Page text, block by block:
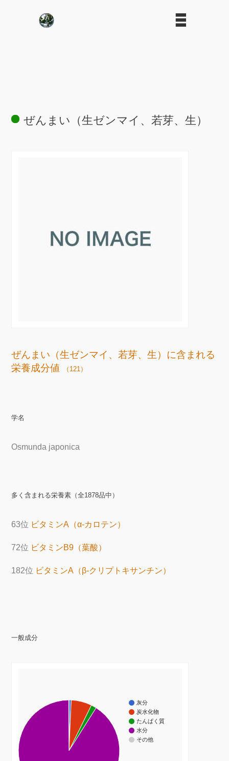
ぜんまい（生ゼンマイ、若芽、生）
ぜんまい（生ゼンマイ、若芽、生）に含まれる
栄養成分値
（121）
学名
Osmunda japonica
多く含まれる栄養素（全1878品中）
63位 ビタミンA（α-カロテン）
72位 ビタミンB9（葉酸）
182位 ビタミンA（β-クリプトキサンチン）
一般成分
灰分
炭水化物
たんぱく質
水分
その他